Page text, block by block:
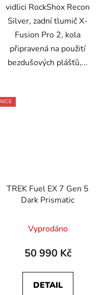
vidlici RockShox Recon
Silver, zadní tlumič X-
Fusion Pro 2, kola
připravená na použití
bezdušových plášťů,...
TREK Fuel EX 7 Gen 5
Dark Prismatic
Vyprodáno
50 990 Kč
DETAIL